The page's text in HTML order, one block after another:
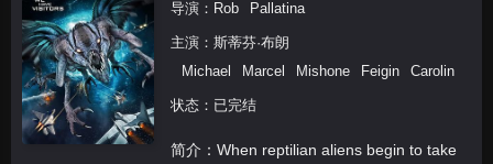
导演： Rob Pallatina
主演： 斯蒂芬·布朗
Michael
Marcel Mishone Feigin Caroline
状态：已完结
简介：When reptilian aliens begin to take